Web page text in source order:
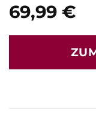
69,99 €